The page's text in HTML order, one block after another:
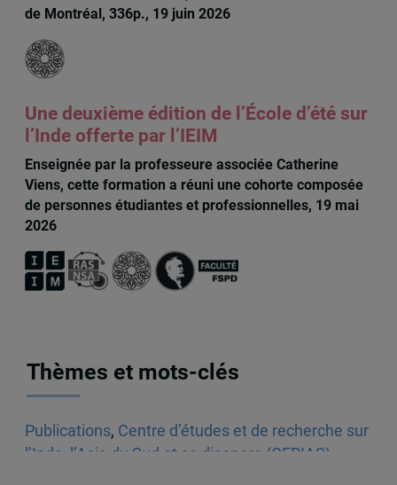
de Montréal, 336p., 19 juin 2026
Une deuxième édition de l’École d’été sur
l’Inde offerte par l’IEIM
Enseignée par la professeure associée Catherine
Viens, cette formation a réuni une cohorte composée
de personnes étudiantes et professionnelles, 19 mai
2026
Thèmes et mots-clés
Publications, Centre d’études et de recherche sur
l’Inde, l’Asie du Sud et sa diaspora (CERIAS)